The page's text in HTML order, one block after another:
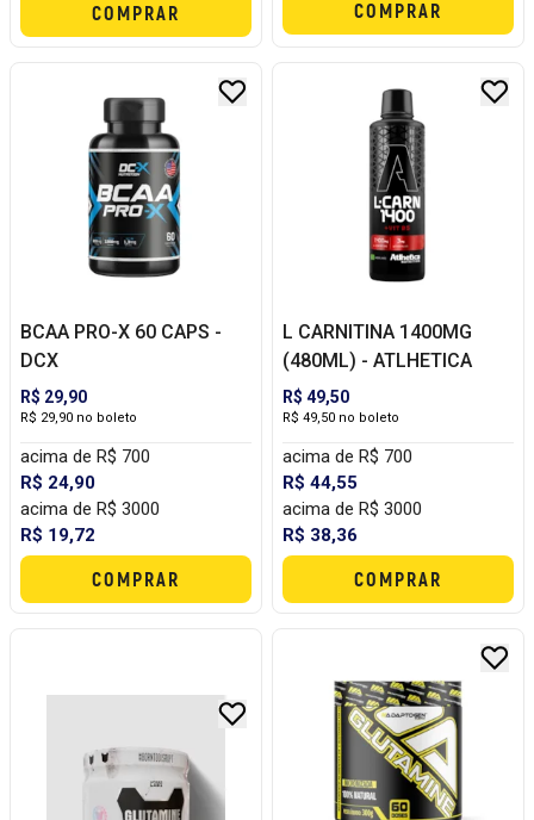
COMPRAR COMPRAR
BCAA PRO-X 60 CAPS -
DCX
R$ 29,90
R$ 29,90 no boleto
acima de R$ 700
R$ 24,90
acima de R$ 3000
R$ 19,72
COMPRAR
L CARNITINA 1400MG
(480ML) - ATLHETICA
R$ 49,50
R$ 49,50 no boleto
acima de R$ 700
R$ 44,55
acima de R$ 3000
R$ 38,36
COMPRAR